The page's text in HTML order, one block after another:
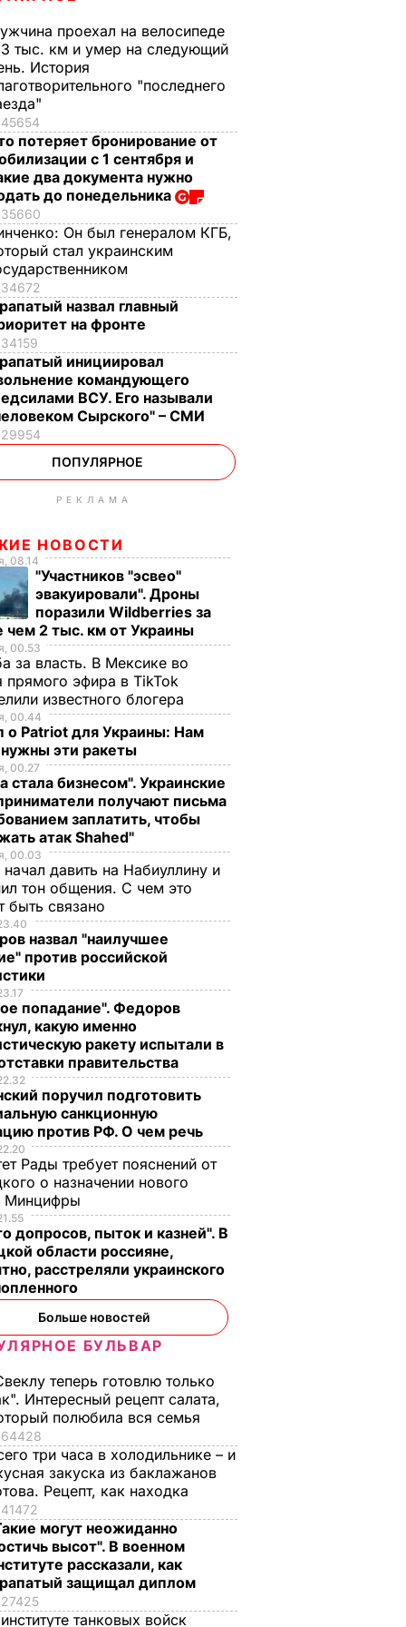
проехал на велосипеде
тыс. км и умер на следующий
История
"последнего
45654
потеряет бронирование от
с 1 сентября и
два документа нужно
до понедельника
35660
Он был генералом КГБ,
стал украинским
34672
назвал главный
на фронте
34159
инициировал
командующего
ВСУ. Его называли
Сырского" – СМИ
29954
ПОПУЛЯРНОЕ
РЕКЛАМА
НОВОСТИ
08.14
"Участников "эсвео"
эвакуировали". Дроны
поразили Wildberries за
чем 2 тыс. км от Украины
00.53
за власть. В Мексике во
прямого эфира в TikTok
известного блогера
00.44
о Patriot для Украины: Нам
эти ракеты
00.27
стала бизнесом". Украинские
получают письма
заплатить, чтобы
атак Shahed"
00.03
начал давить на Набиуллину и
тон общения. С чем это
быть связано
назвал "наилучшее
против российской
попадание". Федоров
какую именно
ракету испытали в
правительства
поручил подготовить
санкционную
против РФ. О чем речь
Рады требует пояснений от
о назначении нового
Минцифры
допросов, пыток и казней". В
области россияне,
расстреляли украинского
Больше новостей
БУЛЬВАР
теперь готовлю только
Интересный рецепт салата,
полюбила вся семья
64428
три часа в холодильнике – и
закуска из баклажанов
Рецепт, как находка
41472
могут неожиданно
высот". В военном
рассказали, как
защищал диплом
27425
танковых войск